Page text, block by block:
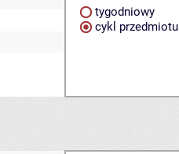
tygodniowy
cykl przedmiotu